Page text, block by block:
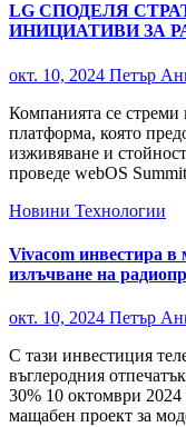
LG СПОДЕЛЯ
ИНИЦИАТИВИ ЗА
окт. 10, 2024 Петър
Компанията се
платформа, която
изживяване и
проведе webOS
Новини Технологии
Vivacom инвестира в
излъчване на
окт. 10, 2024 Петър
С тази инвестиция
въглеродния
30% 10 октомври
мащабен проект за